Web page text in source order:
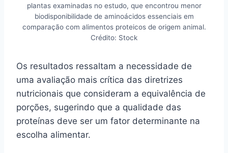
plantas examinadas no estudo, que encontrou menor
biodisponibilidade de aminoácidos essenciais em
comparação com alimentos proteicos de origem animal.
Crédito: Stock
Os resultados ressaltam a necessidade de
uma avaliação mais crítica das diretrizes
nutricionais que consideram a equivalência de
porções, sugerindo que a qualidade das
proteínas deve ser um fator determinante na
escolha alimentar.